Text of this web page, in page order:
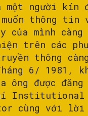
một người kín
thông tin
của mình
trên các
thông càng
6/ 1981,
ông được
Institutional
cùng với lời